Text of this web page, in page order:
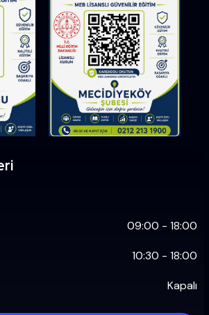
09:00 - 18:00
10:30 - 18:00
Kapalı